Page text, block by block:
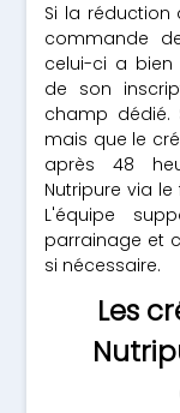
Si la réduction
commande
celui-ci a bien
de son
champ dédié.
mais que le
après 48
Nutripure via
L'équipe
parrainage et
si nécessaire.
Les